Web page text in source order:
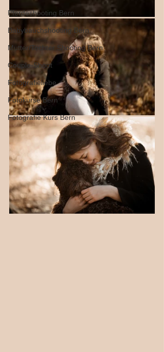
Pferdeshooting Bern
Babybauchshooting Bern
Mutter/Tochter Shooting Bern
Couple-Shoot
Fotografieliebe
Fotokurse Bern
Fotografie Kurs Bern